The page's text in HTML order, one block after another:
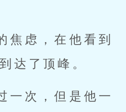
焦虑，在他看到
达了顶峰。
一次，但是他一